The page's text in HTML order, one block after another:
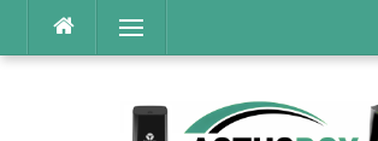
contenu
Menu